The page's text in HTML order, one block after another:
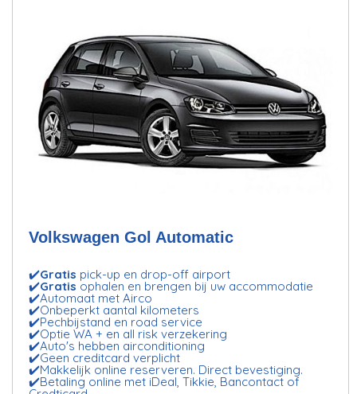
Volkswagen Gol Automatic
✔️Gratis pick-up en drop-off airport
✔️Gratis ophalen en brengen bij uw accommodatie
✔️Automaat met Airco
✔️Onbeperkt aantal kilometers
✔️Pechbijstand en road service
✔️Optie WA + en all risk verzekering
✔️Auto's hebben airconditioning
✔️Geen creditcard verplicht
✔️Makkelijk online reserveren. Direct bevestiging.
✔️Betaling online met iDeal, Tikkie, Bancontact of